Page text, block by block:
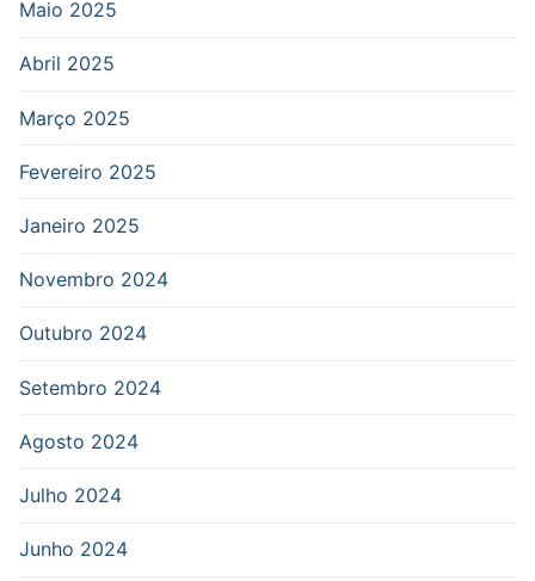
Maio 2025
Abril 2025
Março 2025
Fevereiro 2025
Janeiro 2025
Novembro 2024
Outubro 2024
Setembro 2024
Agosto 2024
Julho 2024
Junho 2024